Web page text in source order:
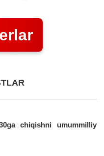
chiqishni umummilliy